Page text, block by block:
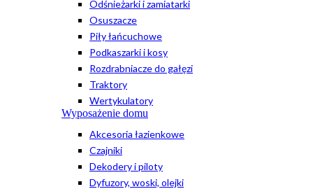
Odśnieżarki i zamiatarki
Osuszacze
Piły łańcuchowe
Podkaszarki i kosy
Rozdrabniacze do gałęzi
Traktory
Wertykulatory
Wyposażenie domu
Akcesoria łazienkowe
Czajniki
Dekodery i piloty
Dyfuzory, woski, olejki